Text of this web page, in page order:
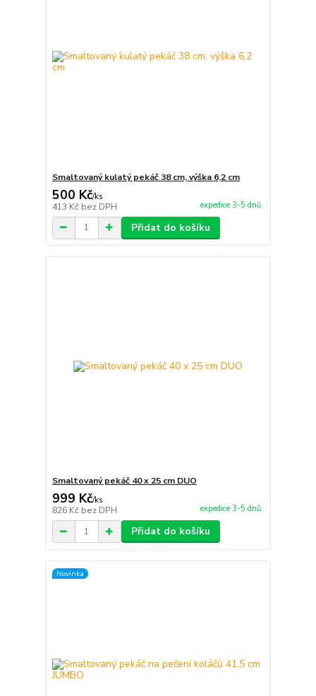
Smaltovaný kulatý pekáč 38 cm, výška 6,2 cm
500 Kč/ks
413 Kč bez DPH expedice 3-5 dnů
Přidat do košíku
Smaltovaný pekáč 40 x 25 cm DUO
999 Kč/ks
826 Kč bez DPH expedice 3-5 dnů
Přidat do košíku
Novinka